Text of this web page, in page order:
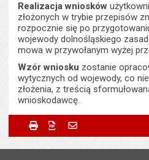
Realizacja wniosków
złożonych w trybie przepisów
rozpocznie się po
wojewody dolnośląskiego
mowa w przywołanym wyżej
Wzór wniosku zostanie
wytycznych od wojewody, co
złożenia, z treścią
wnioskodawcę.
Metryczka
Odpowiedzialny za treść:
Powiadom znajomego
Powiadom znajomego
Twoje imię i nazwisko
Drukuj Zapisz do PDF